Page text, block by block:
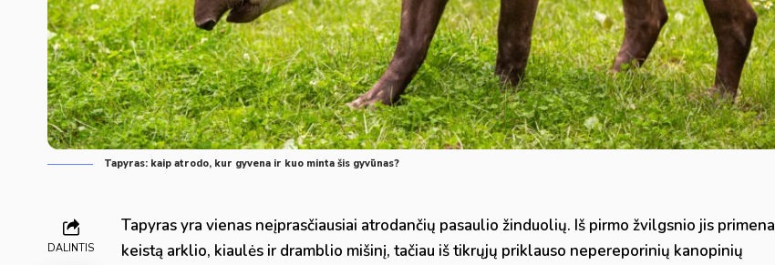
Tapyras: kaip atrodo, kur gyvena ir kuo minta šis gyvūnas?
DALINTIS
Tapyras yra vienas neįprasčiausiai atrodančių pasaulio žinduolių. Iš pirmo žvilgsnio jis primena
keistą arklio, kiaulės ir dramblio mišinį, tačiau iš tikrųjų priklauso nepereporinių kanopinių